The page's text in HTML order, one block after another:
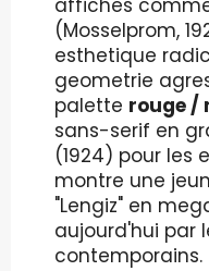
affiches
(Mosselprom,
esthetique
geometrie
palette rouge /
sans-serif en
(1924) pour les
montre une
"Lengiz" en
aujourd'hui par
contemporains.